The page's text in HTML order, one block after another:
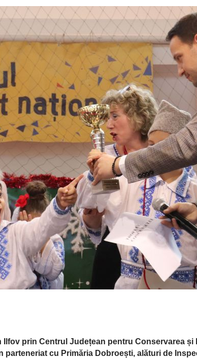
Ilfov prin Centrul Județean pentru Conservarea și
parteneriat cu Primăria Dobroești, alături de